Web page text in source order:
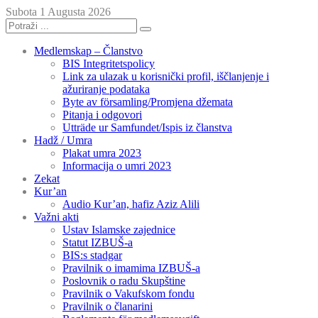
Subota 1 Augusta 2026
Medlemskap – Članstvo
BIS Integritetspolicy
Link za ulazak u korisnički profil, iščlanjenje i
ažuriranje podataka
Byte av församling/Promjena džemata
Pitanja i odgovori
Utträde ur Samfundet/Ispis iz članstva
Hadž / Umra
Plakat umra 2023
Informacija o umri 2023
Zekat
Kur’an
Audio Kur’an, hafiz Aziz Alili
Važni akti
Ustav Islamske zajednice
Statut IZBUŠ-a
BIS:s stadgar
Pravilnik o imamima IZBUŠ-a
Poslovnik o radu Skupštine
Pravilnik o Vakufskom fondu
Pravilnik o članarini